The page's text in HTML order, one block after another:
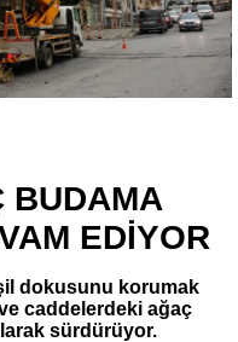
BUDAMA
EDİYOR
dokusunu korumak
caddelerdeki ağaç
sürdürüyor.